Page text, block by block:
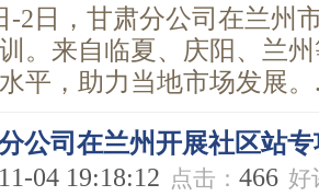
，甘肃分公司在兰州
。来自临夏、庆阳、兰
平，助力当地市场发展。
公司在兰州开展社区站
04 19:18:12 点击： 466 好